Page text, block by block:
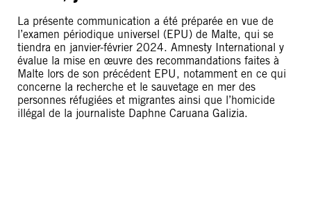
La présente communication a été préparée en vue de
l’examen périodique universel (EPU) de Malte, qui se
tiendra en janvier-février 2024. Amnesty International y
évalue la mise en œuvre des recommandations faites à
Malte lors de son précédent EPU, notamment en ce qui
concerne la recherche et le sauvetage en mer des
personnes réfugiées et migrantes ainsi que l’homicide
illégal de la journaliste Daphne Caruana Galizia.